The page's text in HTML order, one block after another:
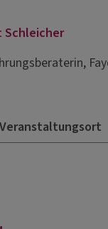
Schleicher
Veranstaltungsort